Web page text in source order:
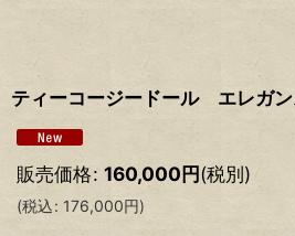
ティーコージードール エレガン
販売価格: 160,000円(税別)
(税込: 176,000円)